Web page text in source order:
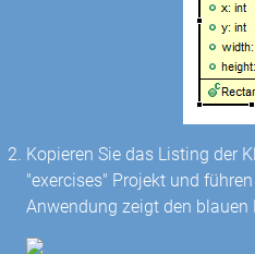
Kopieren Sie das Listing der
"exercises" Projekt und
Anwendung zeigt den blauen